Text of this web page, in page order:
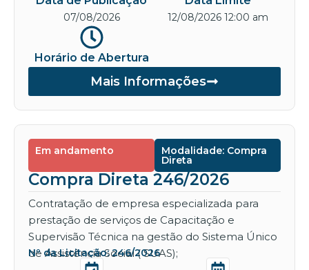
07/08/2026 12/08/2026 12:00 am
Horário de Abertura
Mais Informações
Em andamento Modalidade: Compra
Direta
Compra Direta 246/2026
Contratação de empresa especializada para
prestação de serviços de Capacitação e
Supervisão Técnica na gestão do Sistema Único
de Assistência Social ( SUAS);
Nº da Licitação: 246/2026